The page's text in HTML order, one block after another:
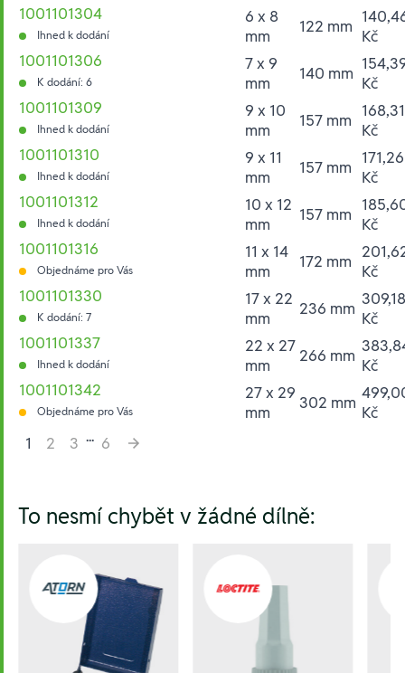
1001101304
Ihned k dodání
6 x 8
mm
122 mm Kč
1001101306
K dodání: 6
7 x 9
mm
140 mm Kč
1001101309
Ihned k dodání
9 x 10
mm
157 mm 168,31
Kč
1001101310
Ihned k dodání
9 x 11
mm
157 mm 171,26
Kč
1001101312
Ihned k dodání
10 x 12
mm
157 mm Kč
1001101316
Objednáme pro Vás
11 x 14
mm
172 mm Kč
1001101330
K dodání: 7
17 x 22
mm
236 mm 309,18
Kč
1001101337
Ihned k dodání
22 x 27
mm
266 mm Kč
1001101342
Objednáme pro Vás
27 x 29
mm
302 mm Kč
1
2 3 ... 6
To nesmí chybět v žádné dílně: